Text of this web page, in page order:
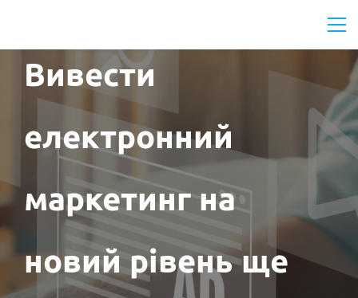
Вивести
електронний
маркетинг на
новий рівень ще